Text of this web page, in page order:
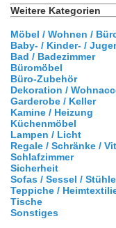
Weitere Kategorien
Möbel / Wohnen /
Baby- / Kinder- /
Bad / Badezimmer
Büromöbel
Büro-Zubehör
Dekoration /
Garderobe / Keller
Kamine / Heizung
Küchenmöbel
Lampen / Licht
Regale / Schränke /
Schlafzimmer
Sicherheit
Sofas / Sessel / Stühle
Teppiche /
Tische
Sonstiges